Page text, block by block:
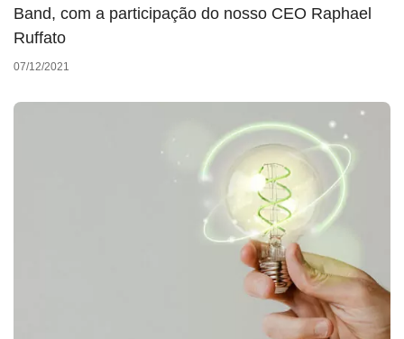
Band, com a participação do nosso CEO Raphael
Ruffato
07/12/2021